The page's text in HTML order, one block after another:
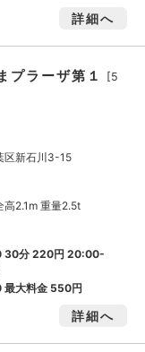
詳細へ
プラーザ第１
[5
区新石川3-15
高2.1m 重量2.5t
分 220円 20:00-
大料金 550円
詳細へ